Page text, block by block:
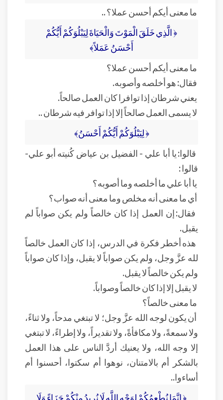
ما معنى أيكم أحسن عملا؟ ..
﴿ الَّذِي خَلَقَ الْمَوْتَ وَالْحَيَاةَ لِيَبْلُوَكُمْ أَيُّكُمْ
أَحْسَنُ عَمَلاً﴾
ما معنى أيكم أحسن عملا؟
فقال: هو أخلصه وأصوبه.
يعني شرطان إذا توافرا كان العمل صالحاً.
لا يسمى العمل صالحاً إلا إذا توافر فيه شرطان ..
﴿ لِيَبْلُوَكُمْ أَيُّكُمْ أَحْسَنُ﴾
قالوا: يا أبا علي - الفضيل بن عياض كُنيته أبو علي-
قالوا :
يا أبا علي ما أخلصه وما أصوبه؟
أي ما معنى أنه مخلص وما معنى أنه صواب؟
فقال: إن العمل إذا كان خالصاً ولم يكن صواباً لم
يقبل.
هذه أخطر فكرة في الدرس، إذا كان العمل خالصاً
لله عزَّ وجل، ولم يكن صواباً لا يقبل، وإذا كان صواباً
ولم يكن خالصاً لا يقبل.
لا يقبل إلا إذا كان خالصاً وصواباً.
ما معنى خالصاً؟
أن يكون لوجه الله عزَّ وجل؛ لا تبتغي مدحاً، ولا ثناءً،
ولا سمعةً، ولا مكافأةً، ولا تقديراً، ولا إطراءً، لا تبتغي
إلا وجه الله، ولا يعنيك أردَّ الناس على هذا العمل
بالشكر أم بالامتنان، نوهوا أم سكتوا، أحسنوا أم
أساءوا..
﴿ إِنَّمَا نُطْعِمُكُمْ لِوَجْهِ اللَّهِ لَا نُرِيدُ مِنْكُمْ جَزَاءً وَلَا